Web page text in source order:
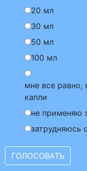
20 мл
30 мл
50 мл
100 мл
мне все равно,
капли
не применяю
затрудняюсь